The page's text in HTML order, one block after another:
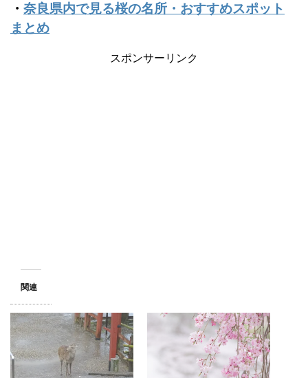
・ 奈良県内で見る桜の名所・おすすめスポット
まとめ
スポンサーリンク
関連